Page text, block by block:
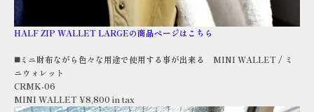
HALF ZIP WALLET LARGEの商品ページはこちら
◼️ミニ財布ながら色々な用途で使用する事が出来る MINI WALLET / ミ
ニウォレット
CRMK-06
MINI WALLET ¥8,800 in tax